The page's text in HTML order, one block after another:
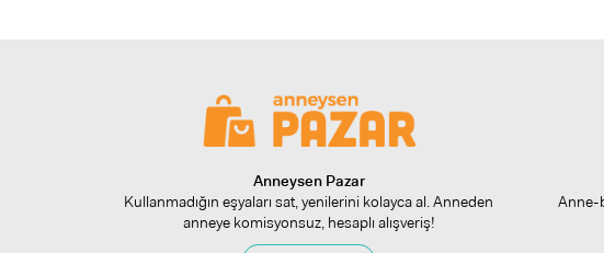
Anneysen Pazar
Kullanmadığın eşyaları sat, yenilerini kolayca al. Anneden
anneye komisyonsuz, hesaplı alışveriş!
Anne-